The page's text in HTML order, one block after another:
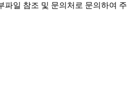
파일 참조 및 문의처로 문의하여 주